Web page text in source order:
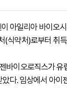
아일리아 바이오
(식약처)로부터 취
바이오로직스가
다. 임상에서 아